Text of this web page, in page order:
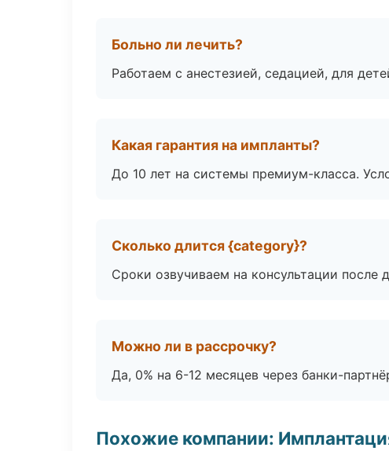
Больно ли лечить?
Работаем с анестезией, седацией, для
Какая гарантия на импланты?
До 10 лет на системы премиум-класса.
Сколько длится {category}?
Сроки озвучиваем на консультации после
Можно ли в рассрочку?
Да, 0% на 6-12 месяцев через банки-
Похожие компании: